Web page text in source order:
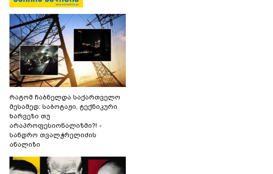
რატომ ჩაბნელდა საქართველო
მესამედ: საბოტაჟი, ტექნიკური
ხარვეზი თუ
არაპროფესიონალიზმი?! -
სანდრო თვალჭრელიძის
ანალიზი